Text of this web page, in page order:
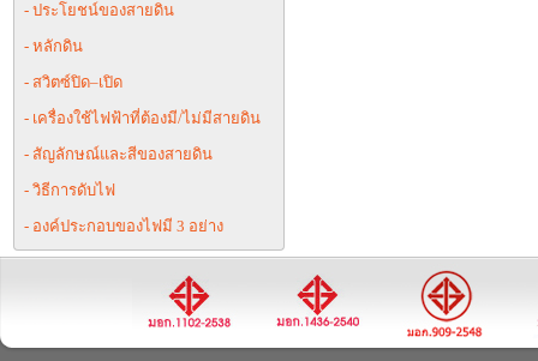
- ประโยชน์ของสายดิน
- หลักดิน
- สวิตซ์ปิด–เปิด
- เครื่องใช้ไฟฟ้าที่ต้องมี/ไม่มีสายดิน
- สัญลักษณ์และสีของสายดิน
- วิธีการดับไฟ
- องค์ประกอบของไฟมี 3 อย่าง